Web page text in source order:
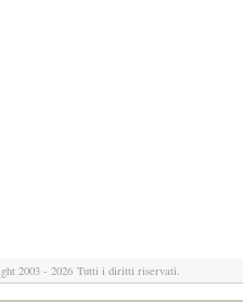
2003 - 2026 Tutti i diritti riservati.